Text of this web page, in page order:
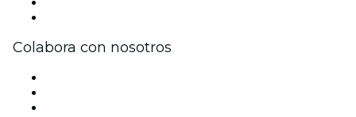
Colabora con nosotros